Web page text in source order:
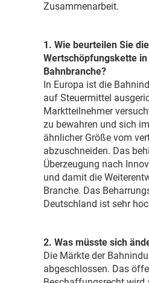
Zusammenarbeit.
1. Wie beurteilen Sie die
Wertschöpfungskette
Bahnbranche?
In Europa ist die
auf Steuermittel
Marktteilnehmer
zu bewahren und sich
ähnlicher Größe vom
abzuschneiden. Das
Überzeugung nach
und damit die
Branche. Das
Deutschland ist sehr
2. Was müsste sich
Die Märkte der
abgeschlossen. Das